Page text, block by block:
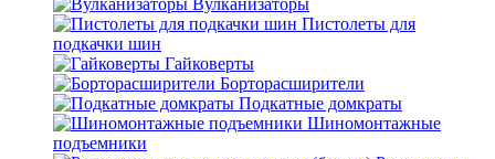
Вулканизаторы
Пистолеты для
подкачки шин
Гайковерты
Борторасширители
Подкатные домкраты
Шиномонтажные
подъемники